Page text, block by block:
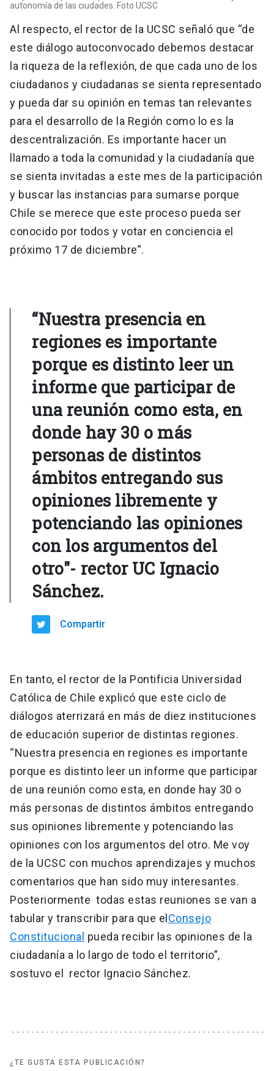
autonomía de las ciudades. Foto UCSC
Al respecto, el rector de la UCSC señaló que “de
este diálogo autoconvocado debemos destacar
la riqueza de la reflexión, de que cada uno de los
ciudadanos y ciudadanas se sienta representado
y pueda dar su opinión en temas tan relevantes
para el desarrollo de la Región como lo es la
descentralización. Es importante hacer un
llamado a toda la comunidad y la ciudadanía que
se sienta invitadas a este mes de la participación
y buscar las instancias para sumarse porque
Chile se merece que este proceso pueda ser
conocido por todos y votar en conciencia el
próximo 17 de diciembre”.
“Nuestra presencia en
regiones es importante
porque es distinto leer un
informe que participar de
una reunión como esta, en
donde hay 30 o más
personas de distintos
ámbitos entregando sus
opiniones libremente y
potenciando las opiniones
con los argumentos del
otro"- rector UC Ignacio
Sánchez.
Compartir
En tanto, el rector de la Pontificia Universidad
Católica de Chile explicó que este ciclo de
diálogos aterrizará en más de diez instituciones
de educación superior de distintas regiones.
“Nuestra presencia en regiones es importante
porque es distinto leer un informe que participar
de una reunión como esta, en donde hay 30 o
más personas de distintos ámbitos entregando
sus opiniones libremente y potenciando las
opiniones con los argumentos del otro. Me voy
de la UCSC con muchos aprendizajes y muchos
comentarios que han sido muy interesantes.
Posteriormente todas estas reuniones se van a
tabular y transcribir para que elConsejo
Constitucional pueda recibir las opiniones de la
ciudadanía a lo largo de todo el territorio”,
sostuvo el rector Ignacio Sánchez.
¿TE GUSTA ESTA PUBLICACIÓN?